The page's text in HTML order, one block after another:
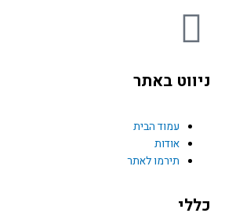
F
a
c
e
b
ניווט באתר
עמוד הבית
אודות
תירמו לאתר
כללי